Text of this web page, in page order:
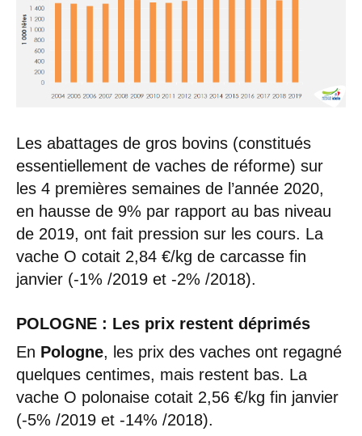
Les abattages de gros bovins (constitués
essentiellement de vaches de réforme) sur
les 4 premières semaines de l’année 2020,
en hausse de 9% par rapport au bas niveau
de 2019, ont fait pression sur les cours. La
vache O cotait 2,84 €/kg de carcasse fin
janvier (-1% /2019 et -2% /2018).
POLOGNE : Les prix restent déprimés
En Pologne, les prix des vaches ont regagné
quelques centimes, mais restent bas. La
vache O polonaise cotait 2,56 €/kg fin janvier
(-5% /2019 et -14% /2018).